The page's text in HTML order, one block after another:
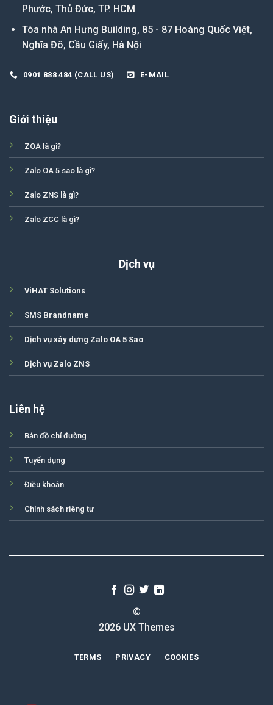
Phước, Thủ Đức, TP. HCM
Tòa nhà An Hưng Building, 85 - 87 Hoàng Quốc Việt,
Nghĩa Đô, Cầu Giấy, Hà Nội
0901 888 484 (CALL US) E-MAIL
Giới thiệu
ZOA là gì?
Zalo OA 5 sao là gì?
Zalo ZNS là gì?
Zalo ZCC là gì?
Dịch vụ
ViHAT Solutions
SMS Brandname
Dịch vụ xây dựng Zalo OA 5 Sao
Dịch vụ Zalo ZNS
Liên hệ
Bản đồ chỉ đường
Tuyển dụng
Điều khoản
Chính sách riêng tư
©
2026 UX Themes
TERMS PRIVACY COOKIES